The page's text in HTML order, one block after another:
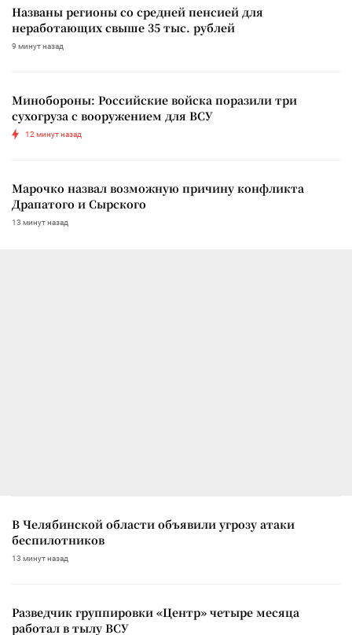
Названы регионы со средней пенсией для
неработающих свыше 35 тыс. рублей
9 минут назад
Минобороны: Российские войска поразили три
сухогруза с вооружением для ВСУ
12 минут назад
Марочко назвал возможную причину конфликта
Драпатого и Сырского
13 минут назад
В Челябинской области объявили угрозу атаки
беспилотников
13 минут назад
Разведчик группировки «Центр» четыре месяца
работал в тылу ВСУ